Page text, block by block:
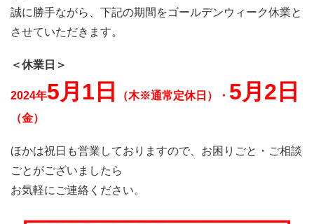
誠に勝手ながら、下記の期間をゴールデンウィーク休業と
させていただきます。
＜休業日＞
2024年5月1日 （木※通常定休日）・ 5月2日
（金）
ほかは祝日も営業しておりますので、お困りごと・ご相談
ごとがございましたら
お気軽にご連絡ください。